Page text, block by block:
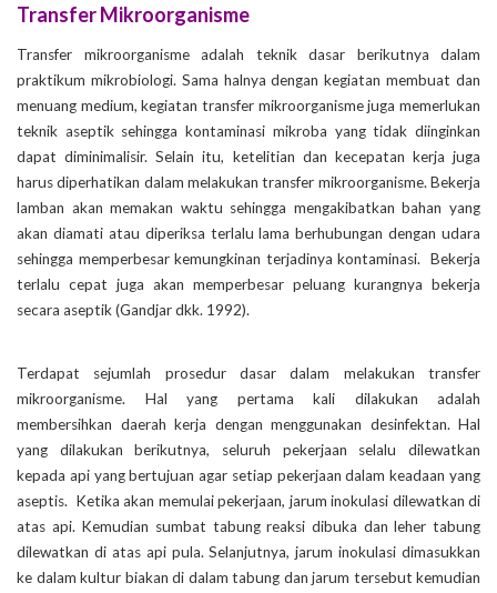
Transfer Mikroorganisme
Transfer mikroorganisme adalah teknik dasar berikutnya dalam
praktikum mikrobiologi. Sama halnya dengan kegiatan membuat dan
menuang medium, kegiatan transfer mikroorganisme juga memerlukan
teknik aseptik sehingga kontaminasi mikroba yang tidak diinginkan
dapat diminimalisir. Selain itu, ketelitian dan kecepatan kerja juga
harus diperhatikan dalam melakukan transfer mikroorganisme. Bekerja
lamban akan memakan waktu sehingga mengakibatkan bahan yang
akan diamati atau diperiksa terlalu lama berhubungan dengan udara
sehingga memperbesar kemungkinan terjadinya kontaminasi. Bekerja
terlalu cepat juga akan memperbesar peluang kurangnya bekerja
secara aseptik (Gandjar dkk. 1992).
Terdapat sejumlah prosedur dasar dalam melakukan transfer
mikroorganisme. Hal yang pertama kali dilakukan adalah
membersihkan daerah kerja dengan menggunakan desinfektan. Hal
yang dilakukan berikutnya, seluruh pekerjaan selalu dilewatkan
kepada api yang bertujuan agar setiap pekerjaan dalam keadaan yang
aseptis. Ketika akan memulai pekerjaan, jarum inokulasi dilewatkan di
atas api. Kemudian sumbat tabung reaksi dibuka dan leher tabung
dilewatkan di atas api pula. Selanjutnya, jarum inokulasi dimasukkan
ke dalam kultur biakan di dalam tabung dan jarum tersebut kemudian